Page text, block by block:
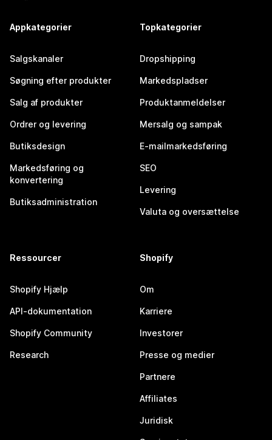
Appkategorier
Salgskanaler
Søgning efter produkter
Salg af produkter
Ordrer og levering
Butiksdesign
Markedsføring og
konvertering
Butiksadministration
Topkategorier
Dropshipping
Markedspladser
Produktanmeldelser
Mersalg og sampak
E-mailmarkedsføring
SEO
Levering
Valuta og oversættelse
Ressourcer
Shopify Hjælp
API-dokumentation
Shopify Community
Research
Shopify
Om
Karriere
Investorer
Presse og medier
Partnere
Affiliates
Juridisk